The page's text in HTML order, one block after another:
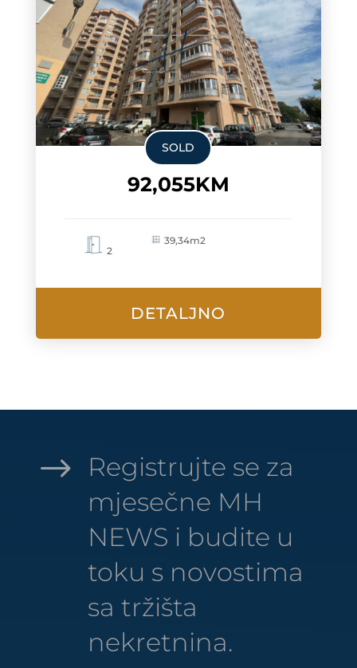
SOLD
92,055KM
2
39,34m2
DETALJNO
$
Registrujte se za
mjesečne MH
NEWS i budite u
toku s novostima
sa tržišta
nekretnina.